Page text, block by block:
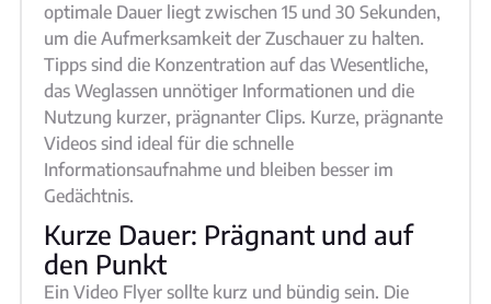
optimale Dauer liegt zwischen 15 und 30 Sekunden,
um die Aufmerksamkeit der Zuschauer zu halten.
Tipps sind die Konzentration auf das Wesentliche,
das Weglassen unnötiger Informationen und die
Nutzung kurzer, prägnanter Clips. Kurze, prägnante
Videos sind ideal für die schnelle
Informationsaufnahme und bleiben besser im
Gedächtnis.
Kurze Dauer: Prägnant und auf
den Punkt
Ein Video Flyer sollte kurz und bündig sein. Die